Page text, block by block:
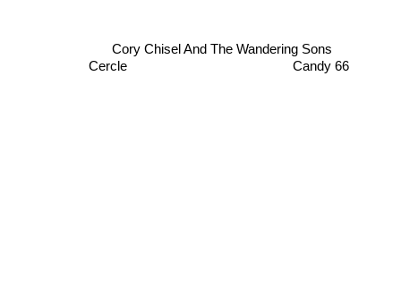
Cory Chisel And The Wandering Sons
Cercle Candy 66